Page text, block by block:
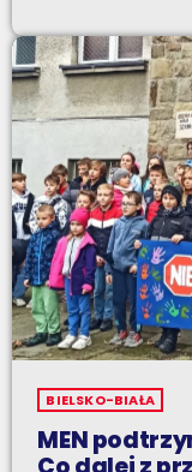
BIELSKO-BIAŁA
MEN